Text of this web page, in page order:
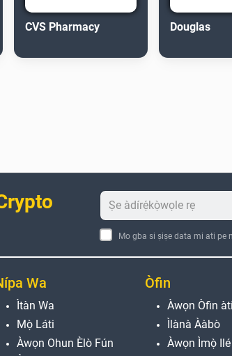
CVS Pharmacy Douglas
Mo gba si ṣiṣe data mi ati pe
Wa
Ìtàn Wa
Mọ̀ Láti
Àwọn Ohun Èlò Fún
Òfin
Àwọn Òfin
Ìlànà Ààbò
Àwọn Ìmọ̀